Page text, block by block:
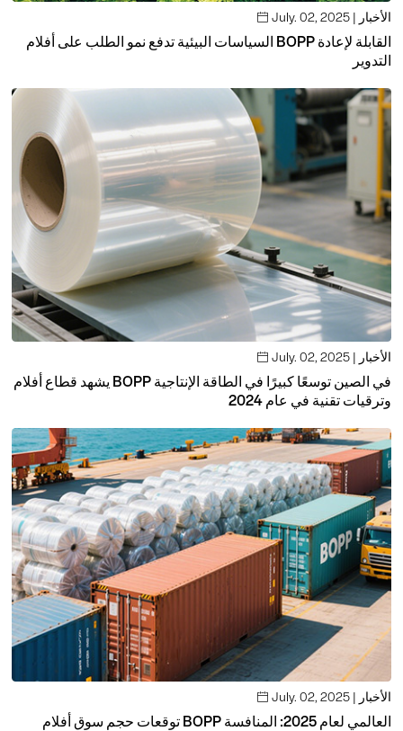
 July. 02, 2025 | الأخبار
السياسات البيئية تدفع نمو الطلب على أفلام BOPP القابلة لإعادة
التدوير
 July. 02, 2025 | الأخبار
يشهد قطاع أفلام BOPP في الصين توسعًا كبيرًا في الطاقة الإنتاجية
وترقيات تقنية في عام 2024
 July. 02, 2025 | الأخبار
توقعات حجم سوق أفلام BOPP العالمي لعام 2025: المنافسة